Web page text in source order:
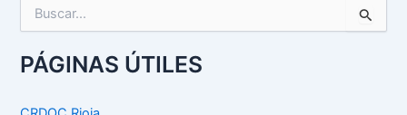
c
aPÁGINAS ÚTILES